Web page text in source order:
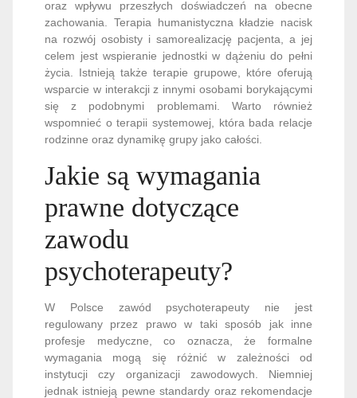
oraz wpływu przeszłych doświadczeń na obecne
zachowania. Terapia humanistyczna kładzie nacisk
na rozwój osobisty i samorealizację pacjenta, a jej
celem jest wspieranie jednostki w dążeniu do pełni
życia. Istnieją także terapie grupowe, które oferują
wsparcie w interakcji z innymi osobami borykającymi
się z podobnymi problemami. Warto również
wspomnieć o terapii systemowej, która bada relacje
rodzinne oraz dynamikę grupy jako całości.
Jakie są wymagania
prawne dotyczące
zawodu
psychoterapeuty?
W Polsce zawód psychoterapeuty nie jest
regulowany przez prawo w taki sposób jak inne
profesje medyczne, co oznacza, że formalne
wymagania mogą się różnić w zależności od
instytucji czy organizacji zawodowych. Niemniej
jednak istnieją pewne standardy oraz rekomendacje